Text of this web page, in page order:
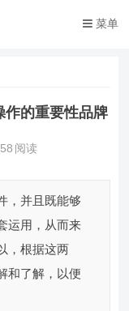
菜单
作的重要性品牌
阅读
，并且既能够
运用，从而来
，根据这两
和了解，以便